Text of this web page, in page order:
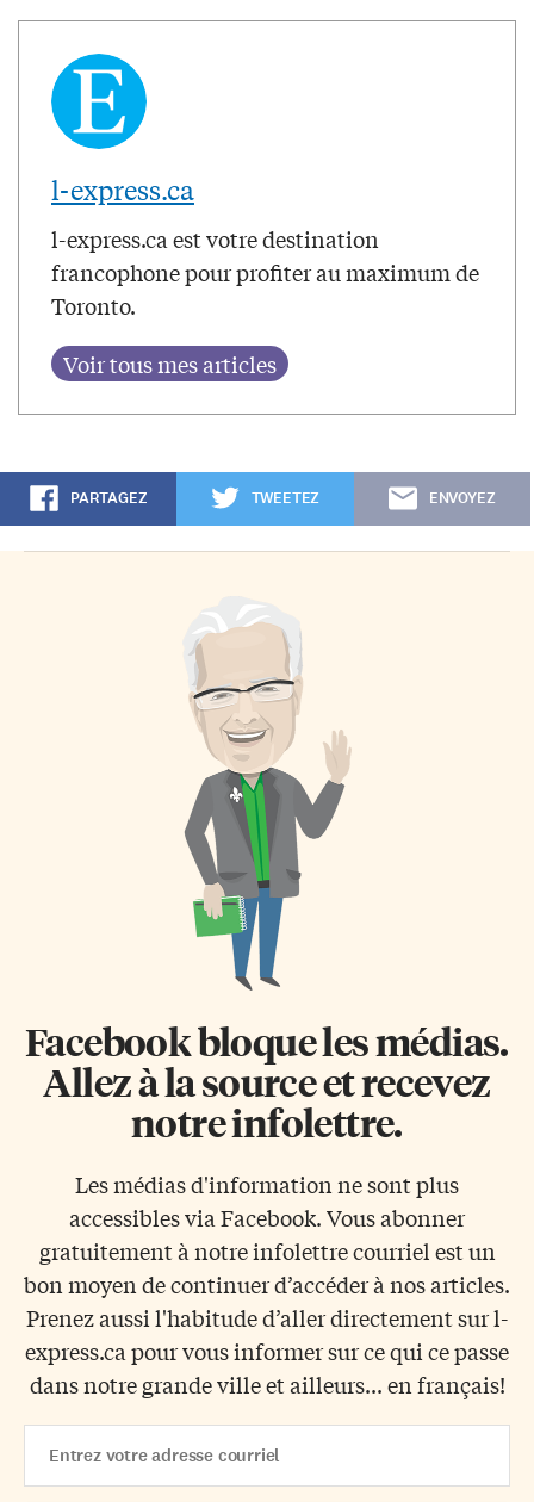
l-express.ca
l-express.ca est votre destination
francophone pour profiter au maximum de
Toronto.
PARTAGEZ TWEETEZ ENVOYEZ
Facebook bloque les médias.
Allez à la source et recevez
notre infolettre.
Les médias d'information ne sont plus
accessibles via Facebook. Vous abonner
gratuitement à notre infolettre courriel est un
bon moyen de continuer d’accéder à nos articles.
Prenez aussi l'habitude d’aller directement sur l-
express.ca pour vous informer sur ce qui ce passe
dans notre grande ville et ailleurs... en français!
Address